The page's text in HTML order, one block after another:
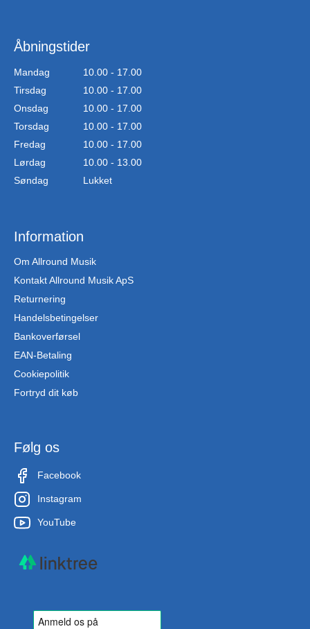
Åbningstider
Mandag
10.00 - 17.00
Tirsdag
10.00 - 17.00
Onsdag
10.00 - 17.00
Torsdag
10.00 - 17.00
Fredag
10.00 - 17.00
Lørdag
10.00 - 13.00
Søndag
Lukket
Information
Om Allround Musik
Kontakt Allround Musik ApS
Returnering
Handelsbetingelser
Bankoverførsel
EAN-Betaling
Cookiepolitik
Fortryd dit køb
Følg os
Facebook
Instagram
YouTube